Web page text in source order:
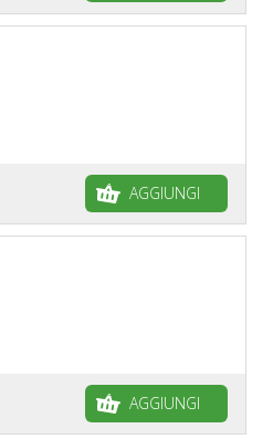
AGGIUNGI
AGGIUNGI